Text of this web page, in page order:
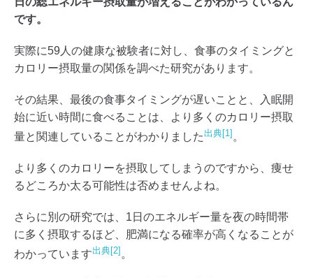
です。
実際に59人の健康な被験者に対し、食事のタイミングと
カロリー摂取量の関係を調べた研究があります。
その結果、最後の食事タイミングが遅いことと、入眠開
始に近い時間に食べることは、より多くのカロリー摂取
量と関連していることがわかりました出典[1] 。
より多くのカロリーを摂取してしまうのですから、痩せ
るどころか太る可能性は否めませんよね。
さらに別の研究では、1日のエネルギー量を夜の時間帯
に多く摂取するほど、肥満になる確率が高くなることが
わかっています出典[2] 。